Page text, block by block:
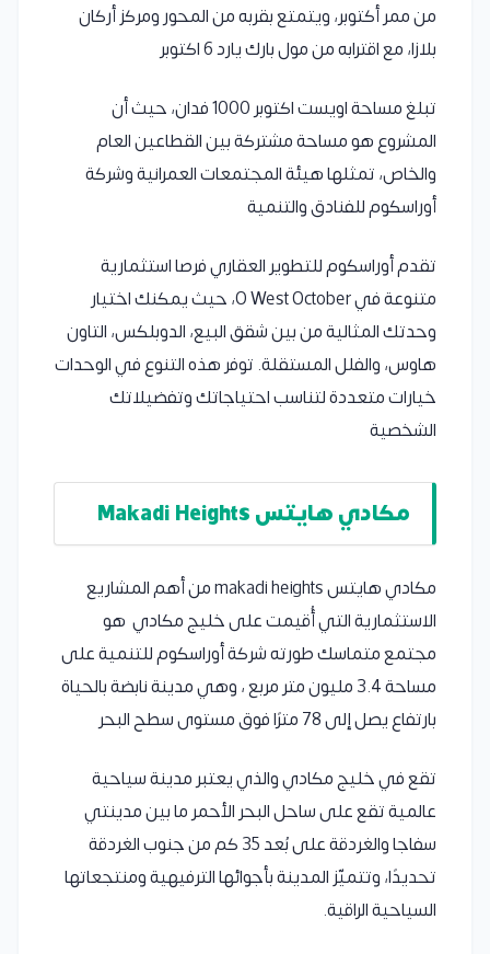
من ممر أكتوبر، ويتمتع بقربه من المحور ومركز أركان
بلازا، مع اقترابه من مول بارك يارد 6 اكتوبر
تبلغ مساحة اويست اكتوبر 1000 فدان، حيث أن
المشروع هو مساحة مشتركة بين القطاعين العام
والخاص، تمثلها هيئة المجتمعات العمرانية وشركة
أوراسكوم للفنادق والتنمية
تقدم أوراسكوم للتطوير العقاري فرصا استثمارية
متنوعة في O West October، حيث يمكنك اختيار
وحدتك المثالية من بين شقق البيع، الدوبلكس، التاون
هاوس، والفلل المستقلة. توفر هذه التنوع في الوحدات
خيارات متعددة لتناسب احتياجاتك وتفضيلاتك
الشخصية
مكادي هايتس Makadi Heights
مكادي هايتس makadi heights من أهم المشاريع
الاستثمارية التي أُقيمت على خليج مكادي هو
مجتمع متماسك طورته شركة أوراسكوم للتنمية على
مساحة 3.4 مليون متر مربع ، وهي مدينة نابضة بالحياة
بارتفاع يصل إلى 78 مترًا فوق مستوى سطح البحر
تقع في خليج مكادي والذي يعتبر مدينة سياحية
عالمية تقع على ساحل البحر الأحمر ما بين مدينتي
سفاجا والغردقة على بُعد 35 كم من جنوب الغردقة
تحديدًا، وتتميّز المدينة بأجوائها الترفيهية ومنتجعاتها
السياحية الراقية.